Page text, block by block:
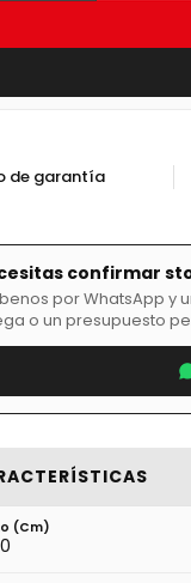
de garantía
confirmar
por WhatsApp y
o un presupuesto
(cm)